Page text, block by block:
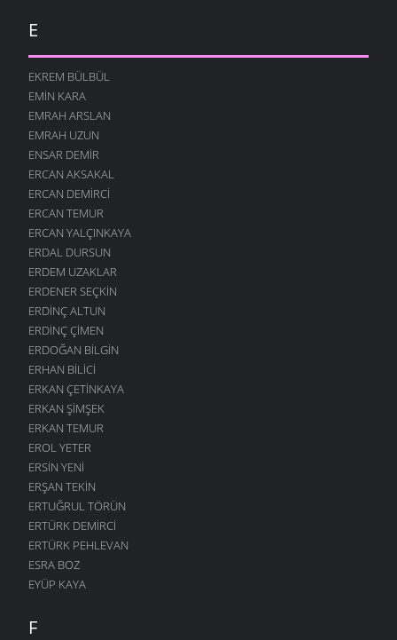
E
EKREM BÜLBÜL
EMIN KARA
EMRAH ARSLAN
EMRAH UZUN
ENSAR DEMIR
ERCAN AKSAKAL
ERCAN DEMIRCI
ERCAN TEMUR
ERCAN YALÇINKAYA
ERDAL DURSUN
ERDEM UZAKLAR
ERDENER SEÇKIN
ERDINÇ ALTUN
ERDINÇ ÇIMEN
ERDOĞAN BILGIN
ERHAN BILICI
ERKAN ÇETINKAYA
ERKAN ŞIMŞEK
ERKAN TEMUR
EROL YETER
ERSIN YENI
ERŞAN TEKIN
ERTUĞRUL TÖRÜN
ERTÜRK DEMIRCI
ERTÜRK PEHLEVAN
ESRA BOZ
EYÜP KAYA
F